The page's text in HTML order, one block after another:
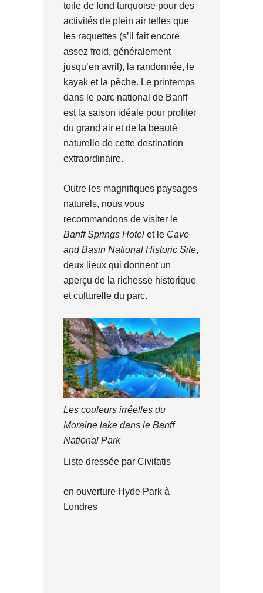
toile de fond turquoise pour des
activités de plein air telles que
les raquettes (s’il fait encore
assez froid, généralement
jusqu’en avril), la randonnée, le
kayak et la pêche. Le printemps
dans le parc national de Banff
est la saison idéale pour profiter
du grand air et de la beauté
naturelle de cette destination
extraordinaire.
Outre les magnifiques paysages
naturels, nous vous
recommandons de visiter le
Banff Springs Hotel et le Cave
and Basin National Historic Site,
deux lieux qui donnent un
aperçu de la richesse historique
et culturelle du parc.
Les couleurs irréelles du
Moraine lake dans le Banff
National Park
Liste dressée par Civitatis
en ouverture Hyde Park à
Londres